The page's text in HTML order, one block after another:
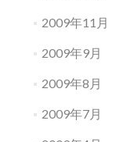
2009年11月
2009年9月
2009年8月
2009年7月